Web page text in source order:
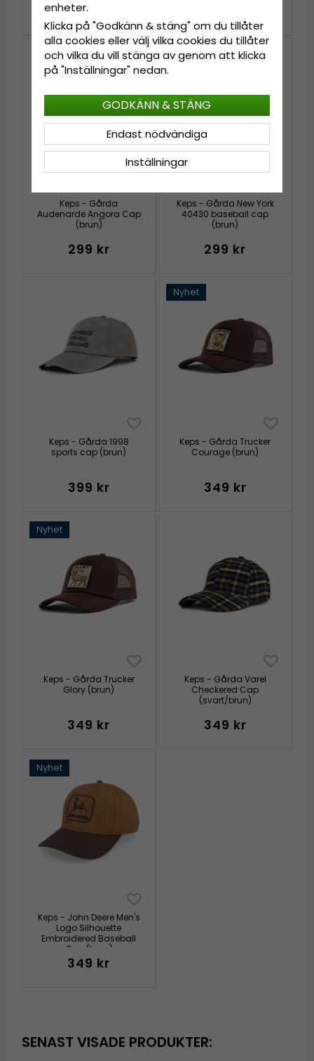
249 kr
Keps - Gårda
Audenarde Angora Cap
(brun)
299 kr
Keps - Gårda New York
40430 baseball cap
(brun)
299 kr
Keps - Gårda 1998
sports cap (brun)
399 kr
Nyhet
Keps - Gårda Trucker
Courage (brun)
349 kr
Nyhet
Keps - Gårda Trucker
Glory (brun)
349 kr
Keps - Gårda Varel
Checkered Cap
(svart/brun)
349 kr
Nyhet
Keps - John Deere Men's
Logo Silhouette
Embroidered Baseball
Cap (brun)
349 kr
SENAST VISADE PRODUKTER:
enheter.
Klicka på "Godkänn & stäng" om du tillåter
alla cookies eller välj vilka cookies du tillåter
och vilka du vill stänga av genom att klicka
på "Inställningar" nedan.
Inställningar
Endast nödvändiga
GODKÄNN & STÄNG